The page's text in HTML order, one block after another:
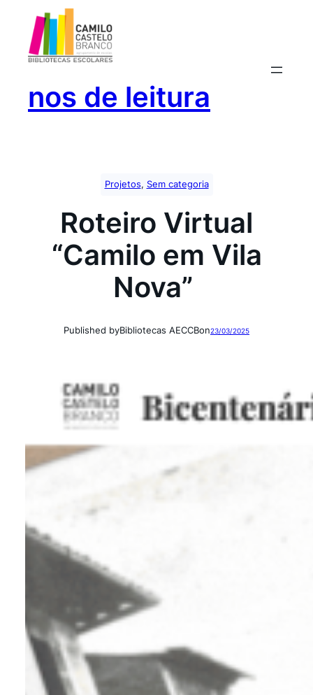
conteúdo
nos de leitura
Projetos, Sem categoria
Roteiro Virtual
“Camilo em Vila
Nova”
Published byBibliotecas AECCBon23/03/2025